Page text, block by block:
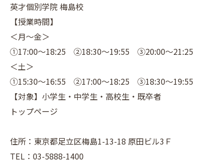
英才個別学院 梅島校
【授業時間】
＜月～金＞
①17:00～18:25 ②18:30～19:55 ③20:00～21:25
＜土＞
①15:30～16:55 ②17:00～18:25 ③18:30～19:55
【対象】小学生・中学生・高校生・既卒者
トップページ
住所：東京都足立区梅島1-13-18 原田ビル3Ｆ
TEL：03-5888-1400